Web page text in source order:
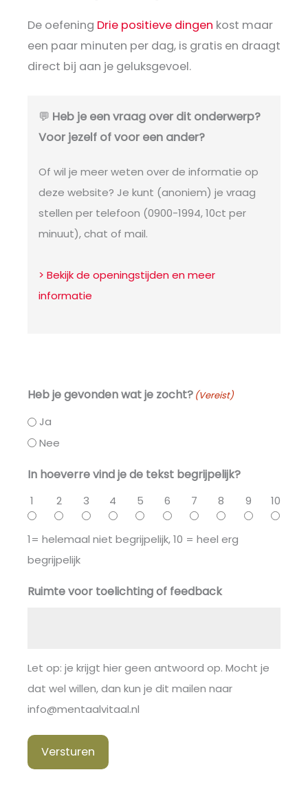
De oefening Drie positieve dingen kost maar
een paar minuten per dag, is gratis en draagt
direct bij aan je geluksgevoel.
💬 Heb je een vraag over dit onderwerp?
Voor jezelf of voor een ander?
Of wil je meer weten over de informatie op
deze website? Je kunt (anoniem) je vraag
stellen per telefoon (0900-1994, 10ct per
minuut), chat of mail.
> Bekijk de openingstijden en meer
informatie
Heb je gevonden wat je zocht? (Vereist)
Ja
Nee
In hoeverre vind je de tekst begrijpelijk?
1 2 3 4 5 6 7 8 9 10
1= helemaal niet begrijpelijk, 10 = heel erg
begrijpelijk
Ruimte voor toelichting of feedback
Let op: je krijgt hier geen antwoord op. Mocht je
dat wel willen, dan kun je dit mailen naar
info@mentaalvitaal.nl
Versturen